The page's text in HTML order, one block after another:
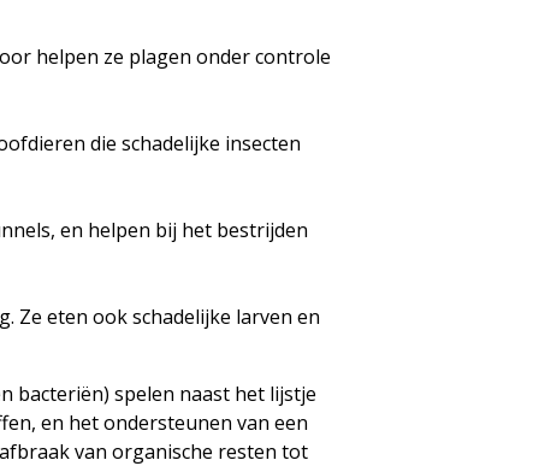
helpen ze plagen onder controle
die schadelijke insecten
en helpen bij het bestrijden
Ze eten ook schadelijke larven en
bacteriën) spelen naast het lijstje
en het ondersteunen van een
van organische resten tot